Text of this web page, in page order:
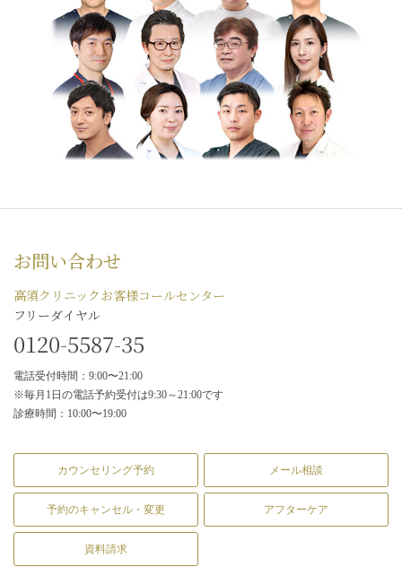
お問い合わせ
高須クリニックお客様コールセンター
フリーダイヤル
0120-5587-35
電話受付時間：9:00〜21:00
※毎月1日の電話予約受付は9:30～21:00です
診療時間：10:00〜19:00
カウンセリング予約 メール相談
予約のキャンセル・変更 アフターケア
資料請求